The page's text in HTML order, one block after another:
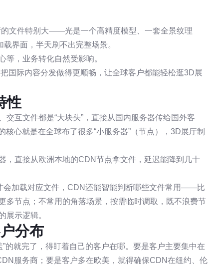
文件特别大——光是一个高精度模型、一套全景纹理
界面，半天刷不出完整场景。
，业务转化自然受影响。
国际内容分发做得更顺畅，让全球客户都能轻松逛3D展
性
交互文件都是“大块头”，直接从国内服务器传给国外客
心就是在全球布了很多“小服务器”（节点），3D展厅制
，直接从欧洲本地的CDN节点拿文件，延迟能降到几十
会加载对应文件，CDN还能智能判断哪些文件常用——比
多节点；不常用的角落场景，按需临时调取，既不浪费节
展示逻辑。
分布
的就完了，得盯着自己的客户在哪。要是客户主要集中在
服务商；要是客户多在欧美，就得确保CDN在纽约、伦